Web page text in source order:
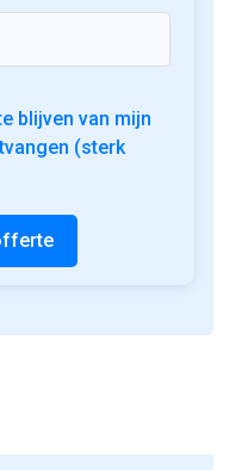
blijven van mijn
(sterk